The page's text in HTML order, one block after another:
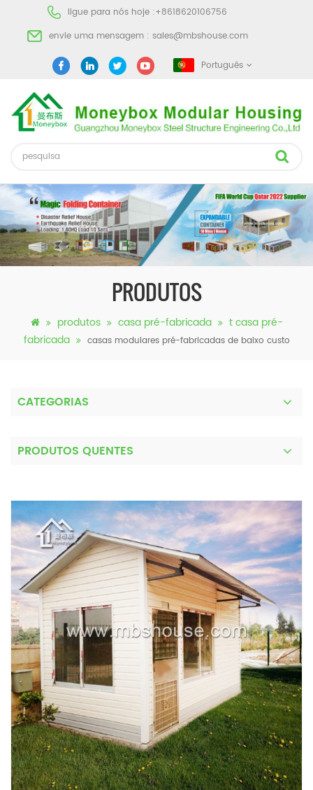
ligue para nós hoje :+8618620106756
envie uma mensagem : sales@mbshouse.com
Português
PRODUTOS
produtos casa pré-fabricada
t casa pré-
fabricada
casas modulares pré-fabricadas de baixo custo
CATEGORIAS
PRODUTOS QUENTES